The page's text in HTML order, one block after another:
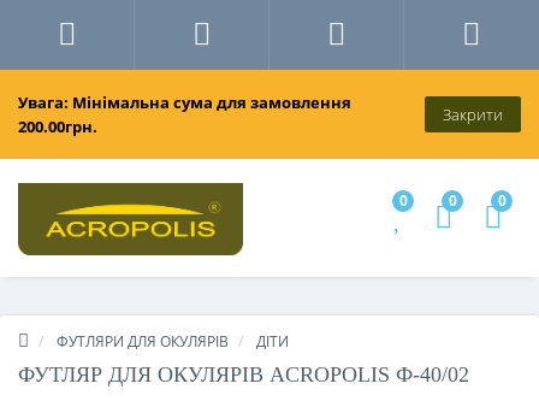
Увага: Мінімальна сума для замовлення
200.00грн.
Закрити
0 0 0
ФУТЛЯРИ ДЛЯ ОКУЛЯРІВ ДІТИ
ФУТЛЯР ДЛЯ ОКУЛЯРІВ ACROPOLIS Ф-40/02